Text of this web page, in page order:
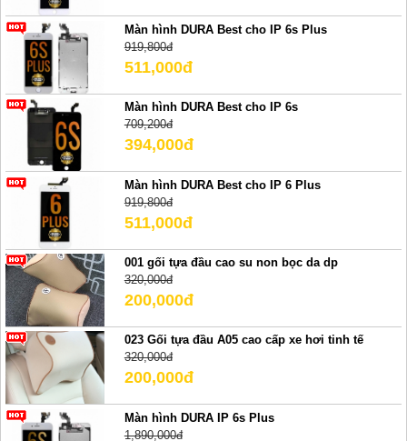
Màn hình DURA Best cho IP 6s Plus
919,800đ
511,000đ
Màn hình DURA Best cho IP 6s
709,200đ
394,000đ
Màn hình DURA Best cho IP 6 Plus
919,800đ
511,000đ
001 gối tựa đầu cao su non bọc da dp
320,000đ
200,000đ
023 Gối tựa đầu A05 cao cấp xe hơi tinh tế
320,000đ
200,000đ
Màn hình DURA IP 6s Plus
1,890,000đ